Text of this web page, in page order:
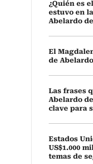
¿Quién es
estuvo en
Abelardo
El
de
Las frases
Abelardo
clave para
Estados
US$1.000
temas de